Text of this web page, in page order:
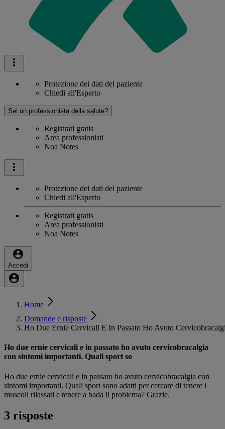
Protezione dei dati del paziente
Chiedi all'Esperto
Sei un professionista della salute?
Registrati gratis
Area professionisti
Noa Notes
Protezione dei dati del paziente
Chiedi all'Esperto
Registrati gratis
Area professionisti
Noa Notes
Accedi
Home
Domande e risposte
Ho Due Ernie Cervicali E In Passato Ho Avuto
Ho due ernie cervicali e in passato ho avuto cervicobracalgia
con sintomi importanti. Quali sport so
Ho due ernie cervicali e in passato ho avuto cervicobracalgia con
sintomi importanti. Quali sport sono adatti per cercare di tenere i
muscoli rilassati e tenere a bada il problema? Grazie.
3 risposte